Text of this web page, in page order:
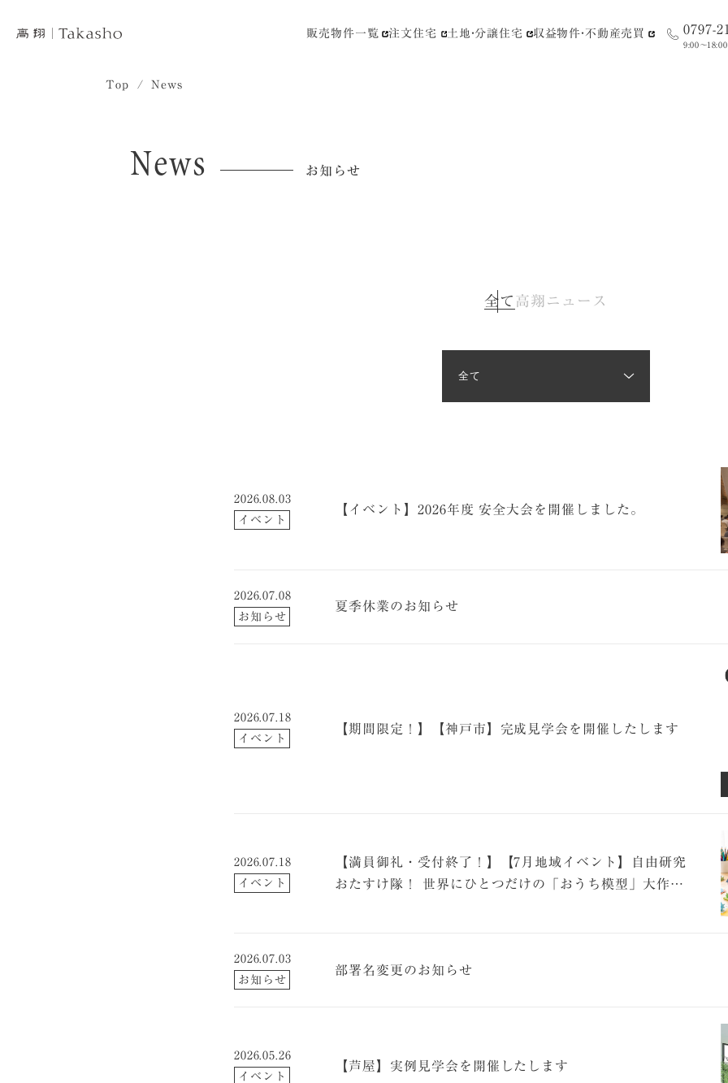
販売物件一覧 注文住宅 土地・分譲住宅 収益物件・不動産売買 0797-
9:00〜18:00
Top News
News お知らせ
全て 高翔ニュース
2026.08.03
イベント
【イベント】2026年度 安全大会を開催しました。
2026.07.08
お知らせ
夏季休業のお知らせ
2026.07.18
イベント
【期間限定！】【神戸市】完成見学会を開催したします
2026.07.18
イベント
【満員御礼・受付終了！】【7月地域イベント】自由研究
おたすけ隊！ 世界にひとつだけの「おうち模型」大作
2026.07.03
お知らせ
部署名変更のお知らせ
2026.05.26
イベント
【芦屋】実例見学会を開催したします